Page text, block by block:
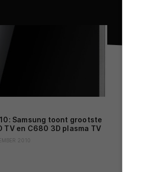
Samsung toont grootste
TV en C680 3D plasma TV
2010